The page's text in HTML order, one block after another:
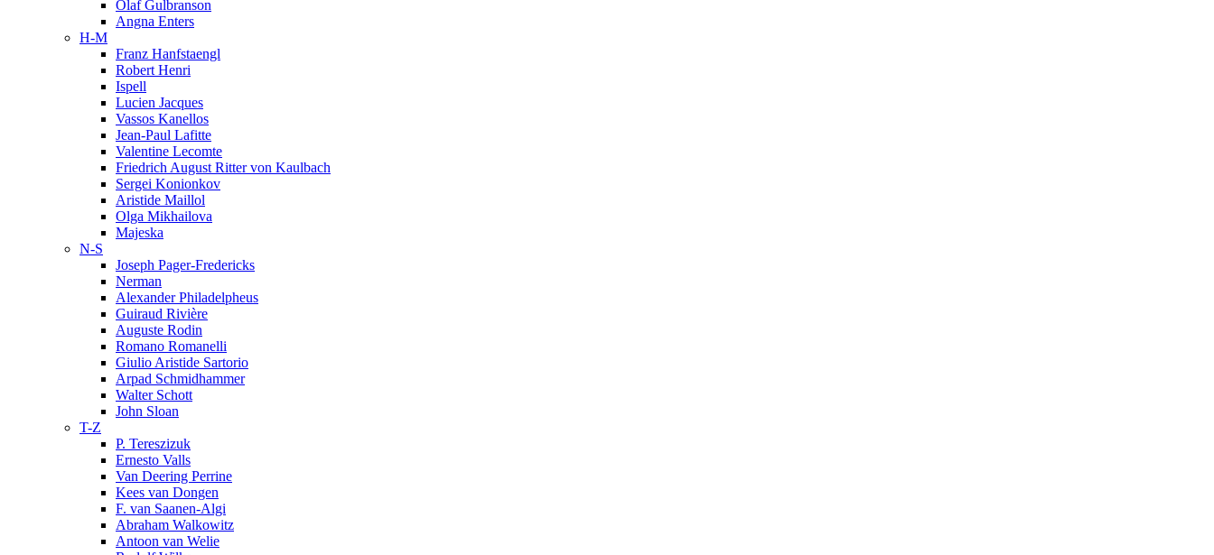
Olaf Gulbranson
Angna Enters
H-M
Franz Hanfstaengl
Robert Henri
Ispell
Lucien Jacques
Vassos Kanellos
Jean-Paul Lafitte
Valentine Lecomte
Friedrich August Ritter von Kaulbach
Sergei Konionkov
Aristide Maillol
Olga Mikhailova
Majeska
N-S
Joseph Pager-Fredericks
Nerman
Alexander Philadelpheus
Guiraud Rivière
Auguste Rodin
Romano Romanelli
Giulio Aristide Sartorio
Arpad Schmidhammer
Walter Schott
John Sloan
T-Z
P. Tereszizuk
Ernesto Valls
Van Deering Perrine
Kees van Dongen
F. van Saanen-Algi
Abraham Walkowitz
Antoon van Welie